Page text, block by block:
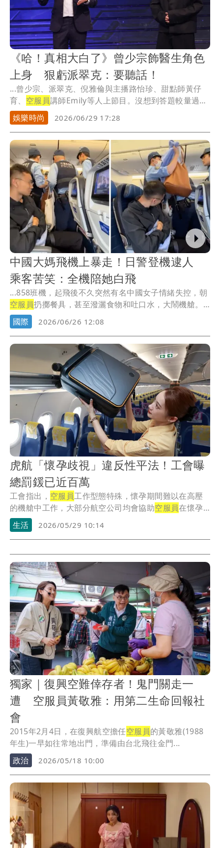
《哈！真相大白了》曾少宗飾醫生角色
上身 狠虧派翠克：要聽話！
...曾少宗、派翠克、倪雅倫與主播路怡珍、甜點師黃仔
育、 空服員講師Emily等人上節目。沒想到答題較量過
程...
娛樂時尚 2026/06/29 17:28
中國大媽飛機上暴走！日警登機逮人
乘客苦笑：全機陪她白飛
...858班機，起飛後不久突然有名中國女子情緒失控，朝
空服員扔擲餐具，甚至潑灑食物和吐口水，大鬧機艙。
...國際 2026/06/26 12:08
虎航「懷孕歧視」違反性平法！工會曝
總罰鍰已近百萬
工會指出， 空服員工作型態特殊，懷孕期間難以在高壓
的機艙中工作，大部分航空公司均會協助空服員在懷孕
期間...
生活 2026/05/29 10:14
獨家｜復興空難倖存者！鬼門關走一
遭 空服員黃敬雅：用第二生命回報社
會
2015年2月4日，在復興航空擔任空服員的黃敬雅(1988
年生)一早如往常地出門，準備由台北飛往金門...
政治
2026/05/18 10:00